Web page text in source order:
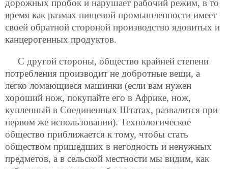
дорожных пробок и нарушает рабочий режим, в то
время как размах пищевой промышленности имеет
своей обратной стороной производство ядовитых и
канцерогенных продуктов.
С другой стороны, общество крайней степени
потребления производит не добротные вещи, а
легко ломающиеся машинки (если вам нужен
хороший нож, покупайте его в Африке, нож,
купленный в Соединенных Штатах, развалится при
первом же использовании). Технологическое
общество приближается к тому, чтобы стать
обществом пришедших в негодность и ненужных
предметов, а в сельской местности мы видим, как